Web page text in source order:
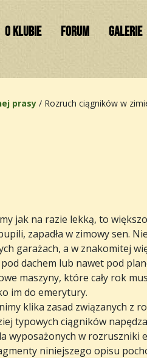
O KLUBIE FORUM GALERIE
prasy / Rozruch ciągników w
jak na razie lekką, to
zapadła w zimowy sen.
garażach, a w znakomitej
dachem lub nawet pod
maszyny, które cały rok
im do emerytury.
klika zasad związanych z
typowych ciągników
wyposażonych w rozruszniki
niniejszego opisu